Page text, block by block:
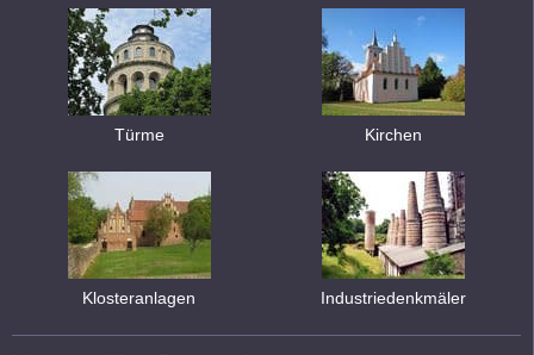
Türme Kirchen
Klosteranlagen Industriedenkmäler